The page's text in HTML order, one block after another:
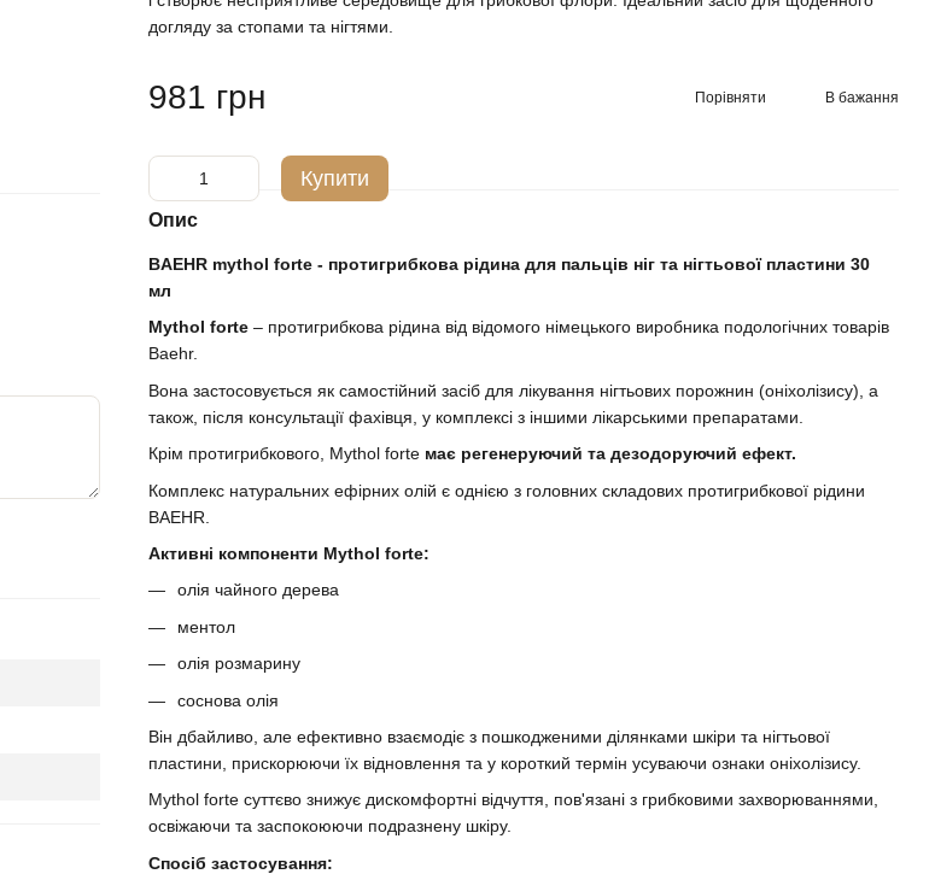
догляду за стопами та нігтями.
981 грн Порівняти В бажання
Купити
Опис
BAEHR mythol forte - протигрибкова рідина для пальців ніг та нігтьової пластини 30
мл
Mythol forte – протигрибкова рідина від відомого німецького виробника подологічних товарів
Baehr.
Вона застосовується як самостійний засіб для лікування нігтьових порожнин (оніхолізису), а
також, після консультації фахівця, у комплексі з іншими лікарськими препаратами.
Крім протигрибкового, Mythol forte має регенеруючий та дезодоруючий ефект.
Комплекс натуральних ефірних олій є однією з головних складових протигрибкової рідини
BAEHR.
Активні компоненти Mythol forte:
олія чайного дерева
ментол
олія розмарину
соснова олія
Він дбайливо, але ефективно взаємодіє з пошкодженими ділянками шкіри та нігтьової
пластини, прискорюючи їх відновлення та у короткий термін усуваючи ознаки оніхолізису.
Mythol forte суттєво знижує дискомфортні відчуття, пов'язані з грибковими захворюваннями,
освіжаючи та заспокоюючи подразнену шкіру.
Спосіб застосування: